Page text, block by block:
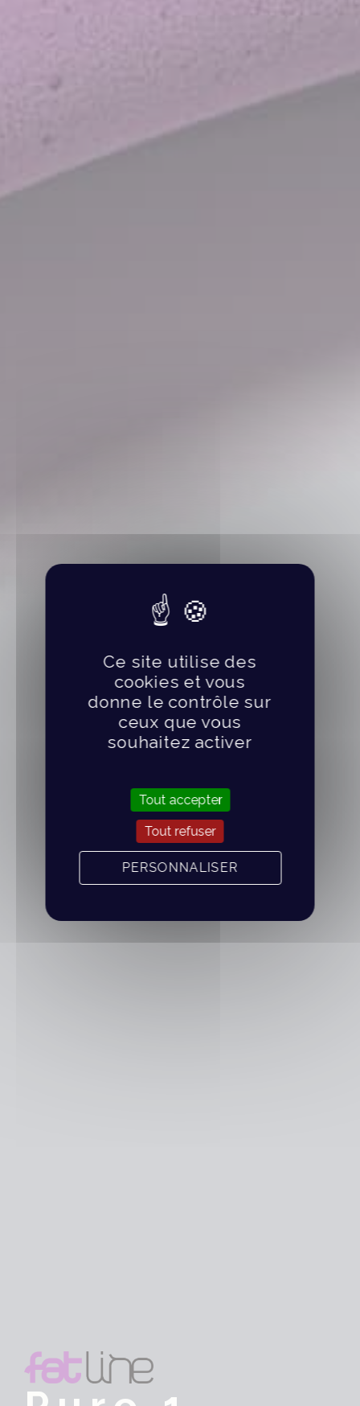
Ce site utilise des
cookies et vous
donne le contrôle sur
ceux que vous
souhaitez activer
Tout accepter
Tout refuser
PERSONNALISER